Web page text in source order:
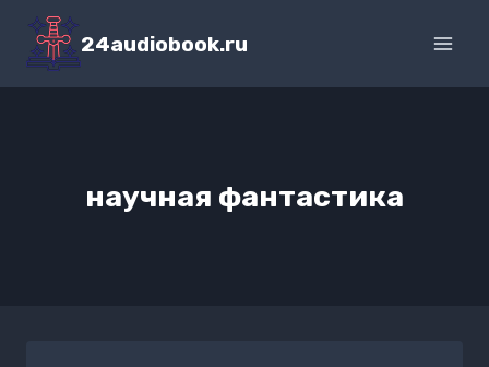
Перейти
содержимому
24audiobook.ru
научная фантастика